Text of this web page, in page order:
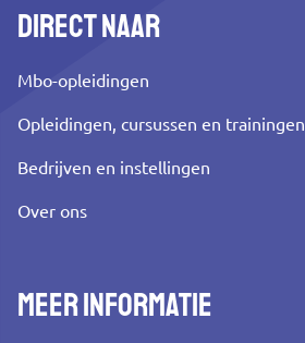
Direct naar
Mbo-opleidingen
Opleidingen, cursussen en trainingen
Bedrijven en instellingen
Over ons
Meer informatie